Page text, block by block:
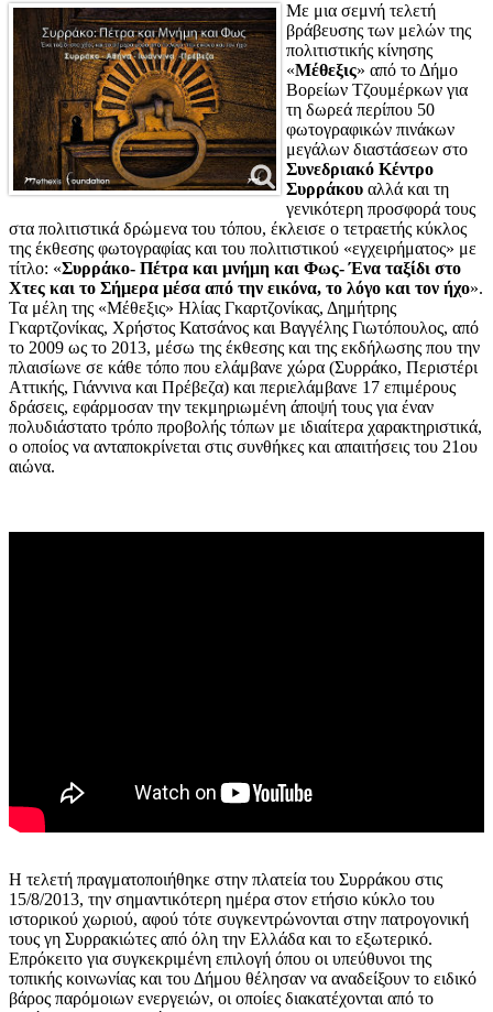
Με μια σεμνή τελετή
βράβευσης των μελών της
πολιτιστικής κίνησης
«Μέθεξις» από το Δήμο
Βορείων Τζουμέρκων για
τη δωρεά περίπου 50
φωτογραφικών πινάκων
μεγάλων διαστάσεων στο
Συνεδριακό Κέντρο
Συρράκου αλλά και τη
γενικότερη προσφορά τους
στα πολιτιστικά δρώμενα του τόπου, έκλεισε ο τετραετής κύκλος
της έκθεσης φωτογραφίας και του πολιτιστικού «εγχειρήματος» με
τίτλο: «Συρράκο- Πέτρα και μνήμη και Φως- Ένα ταξίδι στο
Χτες και το Σήμερα μέσα από την εικόνα, το λόγο και τον ήχο».
Τα μέλη της «Μέθεξις» Ηλίας Γκαρτζονίκας, Δημήτρης
Γκαρτζονίκας, Χρήστος Κατσάνος και Βαγγέλης Γιωτόπουλος, από
το 2009 ως το 2013, μέσω της έκθεσης και της εκδήλωσης που την
πλαισίωνε σε κάθε τόπο που ελάμβανε χώρα (Συρράκο, Περιστέρι
Αττικής, Γιάννινα και Πρέβεζα) και περιελάμβανε 17 επιμέρους
δράσεις, εφάρμοσαν την τεκμηριωμένη άποψή τους για έναν
πολυδιάστατο τρόπο προβολής τόπων με ιδιαίτερα χαρακτηριστικά,
ο οποίος να ανταποκρίνεται στις συνθήκες και απαιτήσεις του 21ου
αιώνα.
Η τελετή πραγματοποιήθηκε στην πλατεία του Συρράκου στις
15/8/2013, την σημαντικότερη ημέρα στον ετήσιο κύκλο του
ιστορικού χωριού, αφού τότε συγκεντρώνονται στην πατρογονική
τους γη Συρρακιώτες από όλη την Ελλάδα και το εξωτερικό.
Επρόκειτο για συγκεκριμένη επιλογή όπου οι υπεύθυνοι της
τοπικής κοινωνίας και του Δήμου θέλησαν να αναδείξουν το ειδικό
βάρος παρόμοιων ενεργειών, οι οποίες διακατέχονται από το